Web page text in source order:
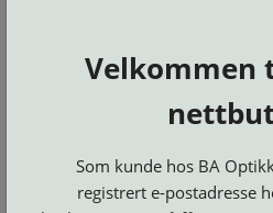
KONTAKT
BESTILL
LOGG INN
Brillerens
Brillesnorer
Clip-
on
Etuier
Innfatninger
Velkommen
Som kunde hos BA
registrert e-postadresse